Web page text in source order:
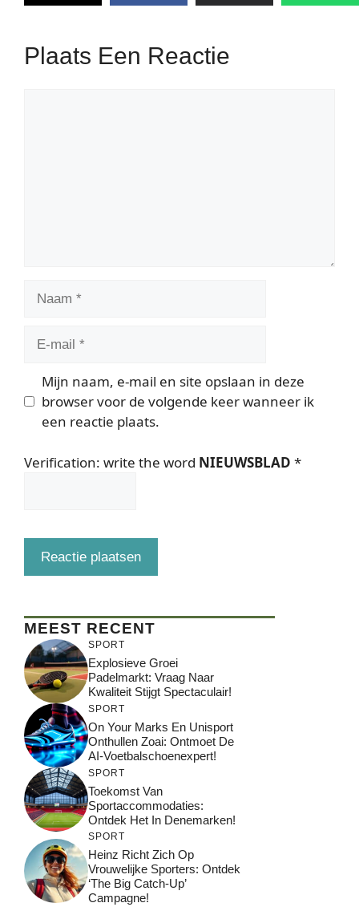
Plaats Een Reactie
Mijn naam, e-mail en site opslaan in deze
browser voor de volgende keer wanneer ik
een reactie plaats.
Verification: write the word NIEUWSBLAD *
MEEST RECENT
SPORT
Explosieve Groei
Padelmarkt: Vraag Naar
Kwaliteit Stijgt Spectaculair!
SPORT
On Your Marks En Unisport
Onthullen Zoai: Ontmoet De
AI-Voetbalschoenexpert!
SPORT
Toekomst Van
Sportaccommodaties:
Ontdek Het In Denemarken!
SPORT
Heinz Richt Zich Op
Vrouwelijke Sporters: Ontdek
‘The Big Catch-Up’
Campagne!